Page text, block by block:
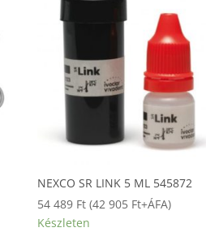
NEXCO SR LINK 5 ML 545872
54 489 Ft (42 905 Ft+ÁFA)
Készleten